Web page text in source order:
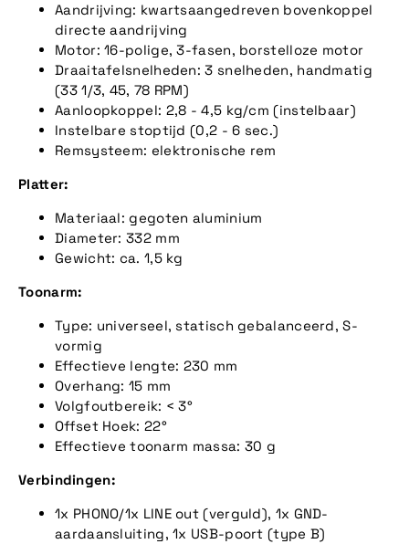
Aandrijving: kwartsaangedreven bovenkoppel
directe aandrijving
Motor: 16-polige, 3-fasen, borstelloze motor
Draaitafelsnelheden: 3 snelheden, handmatig
(33 1/3, 45, 78 RPM)
Aanloopkoppel: 2,8 - 4,5 kg/cm (instelbaar)
Instelbare stoptijd (0,2 - 6 sec.)
Remsysteem: elektronische rem
Platter:
Materiaal: gegoten aluminium
Diameter: 332 mm
Gewicht: ca. 1,5 kg
Toonarm:
Type: universeel, statisch gebalanceerd, S-
vormig
Effectieve lengte: 230 mm
Overhang: 15 mm
Volgfoutbereik: < 3°
Offset Hoek: 22°
Effectieve toonarm massa: 30 g
Verbindingen:
1x PHONO/1x LINE out (verguld), 1x GND-
aardaansluiting, 1x USB-poort (type B)